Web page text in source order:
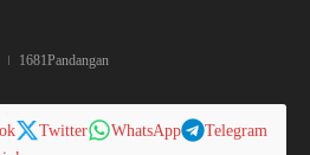
1681Pandangan
Twitter WhatsApp
Telegram